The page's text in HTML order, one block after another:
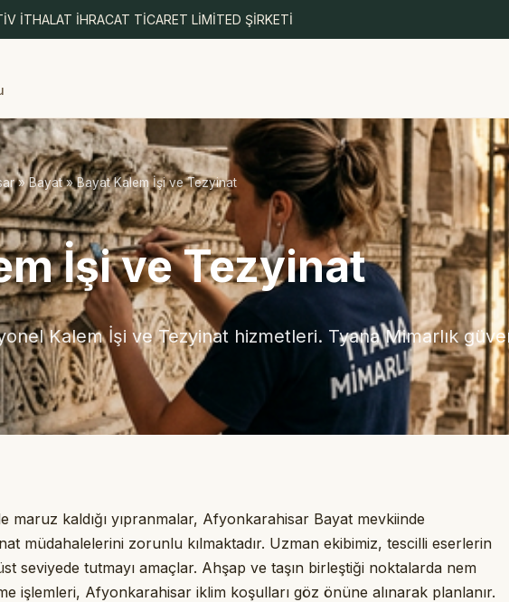
İTHALAT İHRACAT TİCARET LİMİTED ŞİRKETİ
»Bayat» Bayat Kalem İşi ve Tezyinat
İşi ve Tezyinat
Kalem İşi ve Tezyinat hizmetleri. Tyana Mimarlık
maruz kaldığı yıpranmalar, Afyonkarahisar Bayat mevkiinde
müdahalelerini zorunlu kılmaktadır. Uzman ekibimiz, tescilli eserlerin
seviyede tutmayı amaçlar. Ahşap ve taşın birleştiği noktalarda nem
işlemleri, Afyonkarahisar iklim koşulları göz önüne alınarak planlanır.